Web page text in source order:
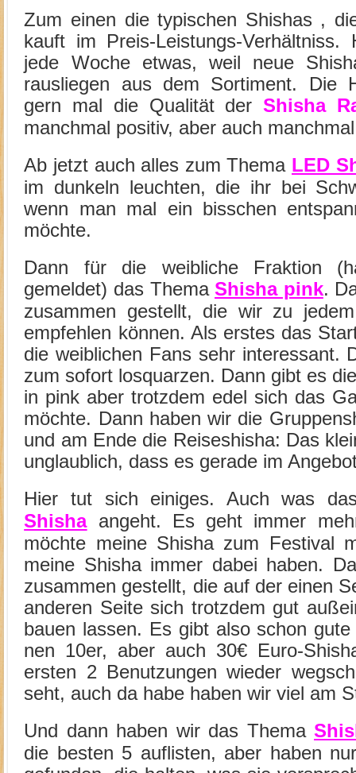
Zum einen die typischen Shishas ,
kauft im Preis-Leistungs-
jede Woche etwas, weil neue
rausliegen aus dem Sortiment. Die
gern mal die Qualität derShisha
manchmal positiv, aber auch
Ab jetzt auch alles zum Thema LED
im dunkeln leuchten, die ihr bei
wenn man mal ein bisschen
möchte.
Dann für die weibliche Fraktion
gemeldet) das ThemaShisha pink.
zusammen gestellt, die wir zu
empfehlen können. Als erstes das
die weiblichen Fans sehr interessant.
zum sofort losquarzen. Dann gibt es
in pink aber trotzdem edel sich das
möchte. Dann haben wir die
und am Ende die Reiseshisha: Das
unglaublich, dass es gerade im
Hier tut sich einiges. Auch was
Shishaangeht. Es geht immer
möchte meine Shisha zum Festival
meine Shisha immer dabei haben.
zusammen gestellt, die auf der einen
anderen Seite sich trotzdem gut
bauen lassen. Es gibt also schon
nen 10er, aber auch 30€ Euro-
ersten 2 Benutzungen wieder
seht, auch da habe haben wir viel am
Und dann haben wir das Thema
die besten 5 auflisten, aber haben